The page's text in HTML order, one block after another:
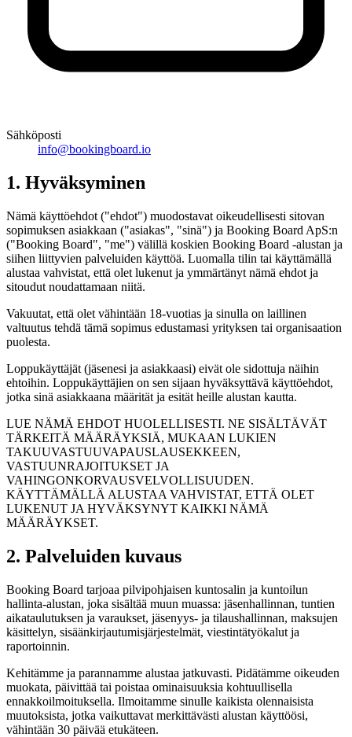
Sähköposti
info@bookingboard.io
1. Hyväksyminen
Nämä käyttöehdot ("ehdot") muodostavat oikeudellisesti sitovan
sopimuksen asiakkaan ("asiakas", "sinä") ja Booking Board ApS:n
("Booking Board", "me") välillä koskien Booking Board -alustan ja
siihen liittyvien palveluiden käyttöä. Luomalla tilin tai käyttämällä
alustaa vahvistat, että olet lukenut ja ymmärtänyt nämä ehdot ja
sitoudut noudattamaan niitä.
Vakuutat, että olet vähintään 18-vuotias ja sinulla on laillinen
valtuutus tehdä tämä sopimus edustamasi yrityksen tai organisaation
puolesta.
Loppukäyttäjät (jäsenesi ja asiakkaasi) eivät ole sidottuja näihin
ehtoihin. Loppukäyttäjien on sen sijaan hyväksyttävä käyttöehdot,
jotka sinä asiakkaana määrität ja esität heille alustan kautta.
LUE NÄMÄ EHDOT HUOLELLISESTI. NE SISÄLTÄVÄT
TÄRKEITÄ MÄÄRÄYKSIÄ, MUKAAN LUKIEN
TAKUUVASTUUVAPAUSLAUSEKKEEN,
VASTUUNRAJOITUKSET JA
VAHINGONKORVAUSVELVOLLISUUDEN.
KÄYTTÄMÄLLÄ ALUSTAA VAHVISTAT, ETTÄ OLET
LUKENUT JA HYVÄKSYNYT KAIKKI NÄMÄ
MÄÄRÄYKSET.
2. Palveluiden kuvaus
Booking Board tarjoaa pilvipohjaisen kuntosalin ja kuntoilun
hallinta-alustan, joka sisältää muun muassa: jäsenhallinnan, tuntien
aikataulutuksen ja varaukset, jäsenyys- ja tilaushallinnan, maksujen
käsittelyn, sisäänkirjautumisjärjestelmät, viestintätyökalut ja
raportoinnin.
Kehitämme ja parannamme alustaa jatkuvasti. Pidätämme oikeuden
muokata, päivittää tai poistaa ominaisuuksia kohtuullisella
ennakkoilmoituksella. Ilmoitamme sinulle kaikista olennaisista
muutoksista, jotka vaikuttavat merkittävästi alustan käyttöösi,
vähintään 30 päivää etukäteen.